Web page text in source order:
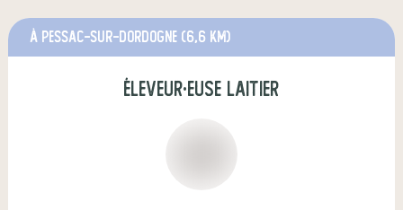
à Pessac-sur-Dordogne (6,6 km)
éleveur·euse laitier